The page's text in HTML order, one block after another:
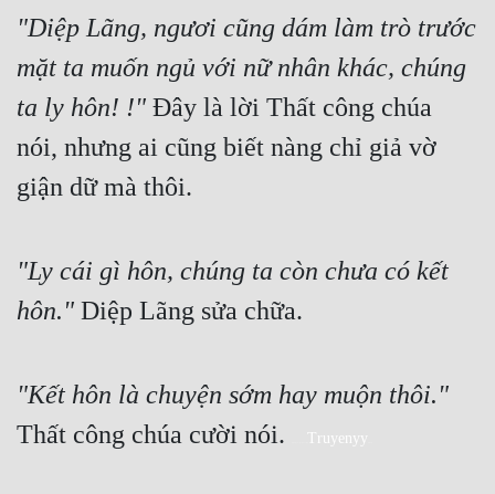
"Diệp Lãng, ngươi cũng dám làm trò trước
mặt ta muốn ngủ với nữ nhân khác, chúng
ta ly hôn! !" Đây là lời Thất công chúa
nói, nhưng ai cũng biết nàng chỉ giả vờ
giận dữ mà thôi.
"Ly cái gì hôn, chúng ta còn chưa có kết
hôn." Diệp Lãng sửa chữa.
"Kết hôn là chuyện sớm hay muộn thôi."
Thất công chúa cười nói.
Truyenyy